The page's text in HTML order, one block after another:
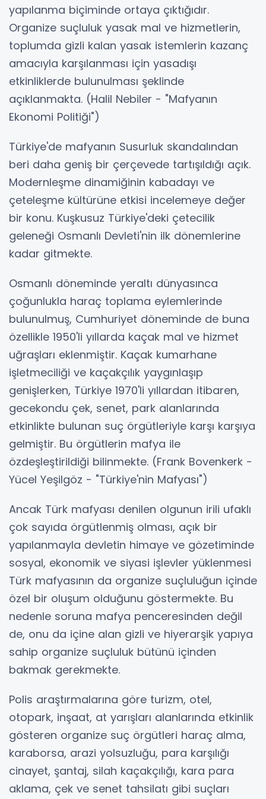
yapılanma biçiminde ortaya çıktığıdır.
Organize suçluluk yasak mal ve hizmetlerin,
toplumda gizli kalan yasak istemlerin kazanç
amacıyla karşılanması için yasadışı
etkinliklerde bulunulması şeklinde
açıklanmakta. (Halil Nebiler - "Mafyanın
Ekonomi Politiği")
Türkiye'de mafyanın Susurluk skandalından
beri daha geniş bir çerçevede tartışıldığı açık.
Modernleşme dinamiğinin kabadayı ve
çeteleşme kültürüne etkisi incelemeye değer
bir konu. Kuşkusuz Türkiye'deki çetecilik
geleneği Osmanlı Devleti'nin ilk dönemlerine
kadar gitmekte.
Osmanlı döneminde yeraltı dünyasınca
çoğunlukla haraç toplama eylemlerinde
bulunulmuş, Cumhuriyet döneminde de buna
özellikle 1950'li yıllarda kaçak mal ve hizmet
uğraşları eklenmiştir. Kaçak kumarhane
işletmeciliği ve kaçakçılık yaygınlaşıp
genişlerken, Türkiye 1970'li yıllardan itibaren,
gecekondu çek, senet, park alanlarında
etkinlikte bulunan suç örgütleriyle karşı karşıya
gelmiştir. Bu örgütlerin mafya ile
özdeşleştirildiği bilinmekte. (Frank Bovenkerk -
Yücel Yeşilgöz - "Türkiye'nin Mafyası")
Ancak Türk mafyası denilen olgunun irili ufaklı
çok sayıda örgütlenmiş olması, açık bir
yapılanmayla devletin himaye ve gözetiminde
sosyal, ekonomik ve siyasi işlevler yüklenmesi
Türk mafyasının da organize suçluluğun içinde
özel bir oluşum olduğunu göstermekte. Bu
nedenle soruna mafya penceresinden değil
de, onu da içine alan gizli ve hiyerarşik yapıya
sahip organize suçluluk bütünü içinden
bakmak gerekmekte.
Polis araştırmalarına göre turizm, otel,
otopark, inşaat, at yarışları alanlarında etkinlik
gösteren organize suç örgütleri haraç alma,
karaborsa, arazi yolsuzluğu, para karşılığı
cinayet, şantaj, silah kaçakçılığı, kara para
aklama, çek ve senet tahsilatı gibi suçları